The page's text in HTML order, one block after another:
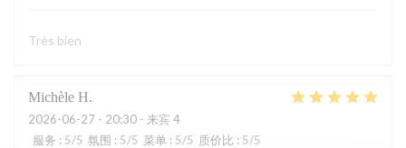
Très bien
Michèle H
2026-06-27 - 20:30 - 来宾 4
服务 : 5/5 氛围 : 5/5 菜单 : 5/5 质价比 : 5/5